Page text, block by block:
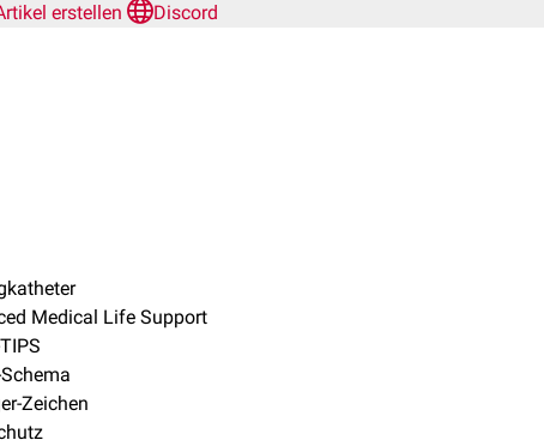
erstellen Discord
Medical Life Support
Schema
Zeichen